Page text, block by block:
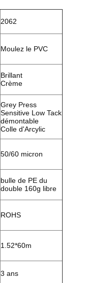
2062
Moulez le PVC
Brillant
Crème
Grey Press
Sensitive Low Tack
démontable
Colle d'Arcylic
50/60 micron
bulle de PE du
double 160g libre
ROHS
1.52*60m
3 ans